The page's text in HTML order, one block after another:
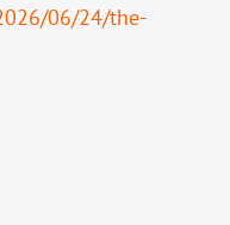
06/24/the-